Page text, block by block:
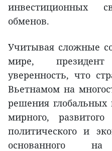
инвестиционных
обменов.
Учитывая сложные
мире,
уверенность, что
Вьетнамом на
решения глобальных
мирного,
политического и
основанного на